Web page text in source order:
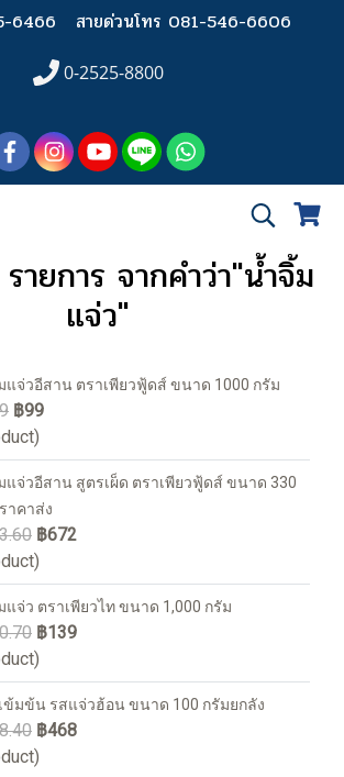
6466 สายด่วนโทร 081-546-6606
0-2525-8800
ยการ จากคำว่า"น้ำจิ้ม
แจ่ว"
แจ่วอีสาน ตราเพียวฟู้ดส์ ขนาด 1000 กรัม
฿99
แจ่วอีสาน สูตรเผ็ด ตราเพียวฟู้ดส์ ขนาด 330
าคาส่ง
฿672
แจ่ว ตราเพียวไท ขนาด 1,000 กรัม
฿139
ข้มข้น รสแจ่วฮ้อน ขนาด 100 กรัมยกลัง
฿468